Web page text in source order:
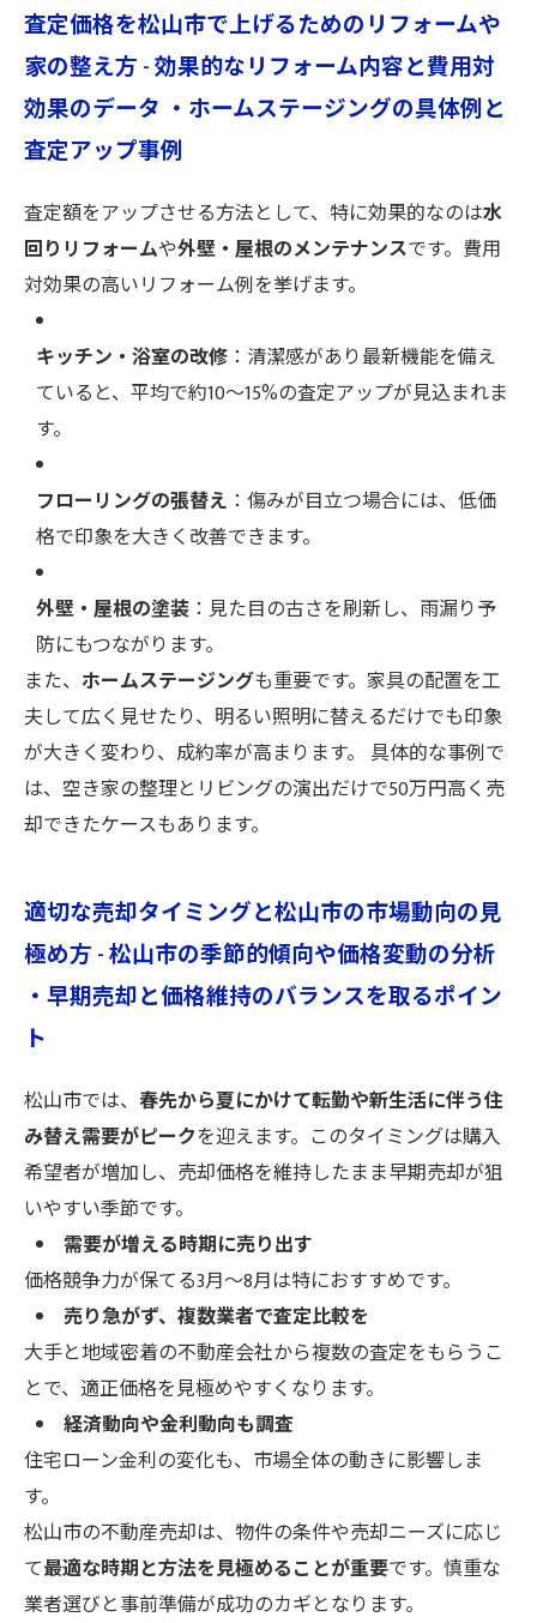
査定価格を松山市で上げるためのリフォームや
家の整え方 - 効果的なリフォーム内容と費用対
効果のデータ ・ホームステージングの具体例と
査定アップ事例
査定額をアップさせる方法として、特に効果的なのは水
回りリフォームや外壁・屋根のメンテナンスです。費用
対効果の高いリフォーム例を挙げます。
キッチン・浴室の改修 ：清潔感があり最新機能を備え
ていると、平均で約10～15%の査定アップが見込まれま
す。
フローリングの張替え ：傷みが目立つ場合には、低価
格で印象を大きく改善できます。
外壁・屋根の塗装 ：見た目の古さを刷新し、雨漏り予
防にもつながります。
また、 ホームステージングも重要です。家具の配置を工
夫して広く見せたり、明るい照明に替えるだけでも印象
が大きく変わり、成約率が高まります。 具体的な事例で
は、空き家の整理とリビングの演出だけで50万円高く売
却できたケースもあります。
適切な売却タイミングと松山市の市場動向の見
極め方 - 松山市の季節的傾向や価格変動の分析
・早期売却と価格維持のバランスを取るポイン
ト
松山市では、 春先から夏にかけて転勤や新生活に伴う住
み替え需要がピークを迎えます。このタイミングは購入
希望者が増加し、売却価格を維持したまま早期売却が狙
いやすい季節です。
需要が増える時期に売り出す
価格競争力が保てる3月～8月は特におすすめです。
売り急がず、複数業者で査定比較を
大手と地域密着の不動産会社から複数の査定をもらうこ
とで、適正価格を見極めやすくなります。
経済動向や金利動向も調査
住宅ローン金利の変化も、市場全体の動きに影響しま
す。
松山市の不動産売却は、物件の条件や売却ニーズに応じ
て最適な時期と方法を見極めることが重要です。慎重な
業者選びと事前準備が成功のカギとなります。